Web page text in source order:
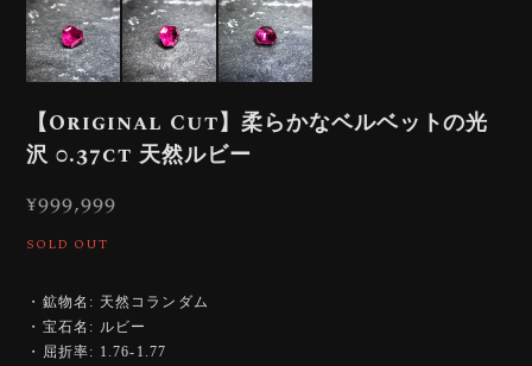
【Original Cut】柔らかなベルベットの光
沢 0.37ct 天然ルビー
¥999,999
SOLD OUT
・鉱物名: 天然コランダム
・宝石名: ルビー
・屈折率: 1.76-1.77